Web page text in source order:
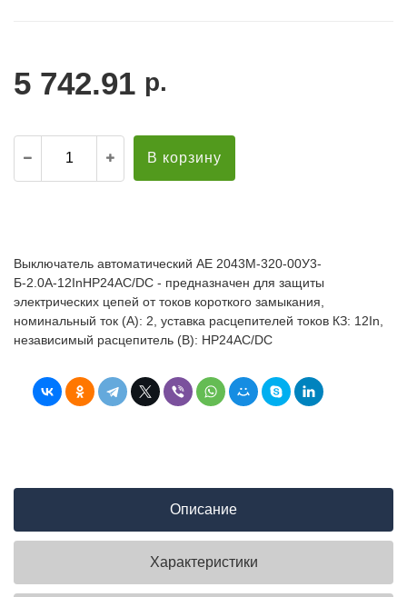
5 742.91 р.
В корзину
Выключатель автоматический АЕ 2043М-320-00У3-
Б-2.0А-12InНР24AC/DC - предназначен для защиты
электрических цепей от токов короткого замыкания,
номинальный ток (А): 2, уставка расцепителей токов КЗ: 12In,
независимый расцепитель (В): НР24AC/DC
Описание
Характеристики